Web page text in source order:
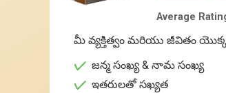
Average
మీ వ్యక్తిత్వం మరియు జీవితం
✓ జన్మ సంఖ్య & నామ సంఖ్య
✓ ఇతరులతో సఖ్యత